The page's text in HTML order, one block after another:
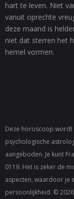
hart te leven. Niet
vanuit oprechte
deze maand is
niet dat sterren het
hemel vormen.
Deze horoscoop wordt
psychologische
aangeboden. Je kunt
0119. Het is zeker de
aspecten, waardoor je
persoonlijkheid. ©